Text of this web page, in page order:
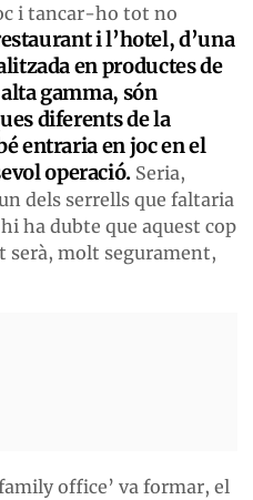
i tancar-ho tot no
i l’hotel, d’una
en productes de
gamma, són
diferents de la
entraria en joc en el
operació. Seria,
dels serrells que faltaria
ha dubte que aquest cop
serà, molt segurament,
office’ va formar, el